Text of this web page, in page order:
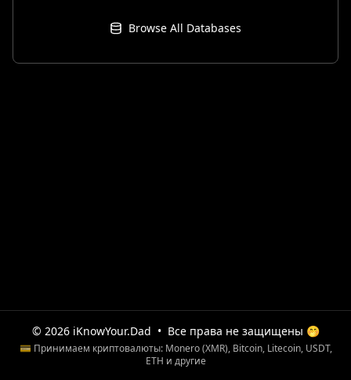
Browse All Databases
© 2026 iKnowYour.Dad • Все права не защищены 🤭
💳 Принимаем криптовалюты: Monero (XMR), Bitcoin, Litecoin, USDT,
ETH и другие